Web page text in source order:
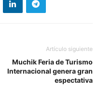
Artículo siguiente
Muchik Feria de Turismo
Internacional genera gran
espectativa